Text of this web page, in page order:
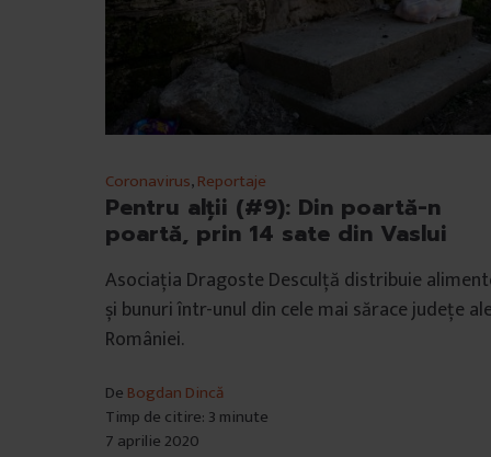
Coronavirus,Reportaje
Pentru alții (#9): Din poartă-n
poartă, prin 14 sate din Vaslui
Asociația Dragoste Desculță distribuie
și bunuri într-unul din cele mai sărace județe ale
României.
De Bogdan Dincă
Timp de citire: 3 minute
7 aprilie 2020